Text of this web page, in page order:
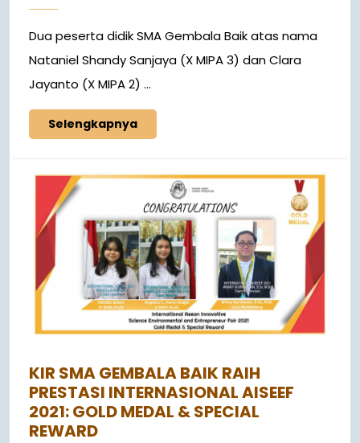
Dua peserta didik SMA Gembala Baik atas nama
Nataniel Shandy Sanjaya (X MIPA 3) dan Clara
Jayanto (X MIPA 2) ...
Selengkapnya
KIR SMA GEMBALA BAIK RAIH
PRESTASI INTERNASIONAL AISEEF
2021: GOLD MEDAL & SPECIAL
REWARD